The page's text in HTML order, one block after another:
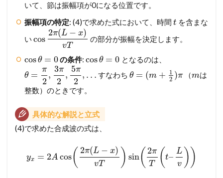
いて、節は振幅項が0になる位置です。
振幅項の特定: (4)で求めた式において、時間 t を含まな
い cos
2π(L − x)
vT
の部分が振幅を決定します。
cosθ = 0の条件:cosθ = 0 となるのは、
θ =
π
2
,
3π
2
,
5π
2
, … すなわちθ = (m +
1
2 )π（mは
整数）のときです。
具体的な解説と立式
(4)で求めた合成波の式は、
yx = 2A cos( 2π(L − x)
vT ) sin( 2π
T
( t–
L
v ))